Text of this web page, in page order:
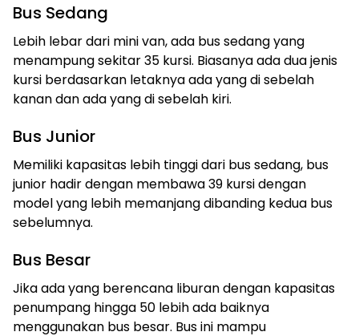
Bus Sedang
Lebih lebar dari mini van, ada bus sedang yang
menampung sekitar 35 kursi. Biasanya ada dua jenis
kursi berdasarkan letaknya ada yang di sebelah
kanan dan ada yang di sebelah kiri.
Bus Junior
Memiliki kapasitas lebih tinggi dari bus sedang, bus
junior hadir dengan membawa 39 kursi dengan
model yang lebih memanjang dibanding kedua bus
sebelumnya.
Bus Besar
Jika ada yang berencana liburan dengan kapasitas
penumpang hingga 50 lebih ada baiknya
menggunakan bus besar. Bus ini mampu